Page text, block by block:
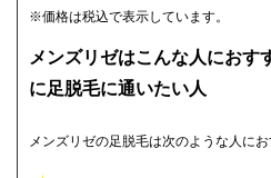
※価格は税込で表示しています。
メンズリゼはこんな人におす
に足脱毛に通いたい人
メンズリゼの足脱毛は次のような人にお